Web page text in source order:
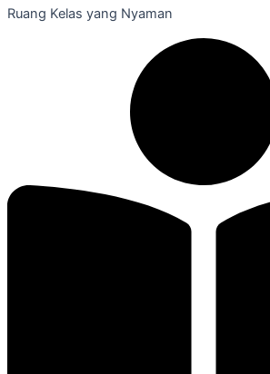
Ruang Kelas yang Nyaman